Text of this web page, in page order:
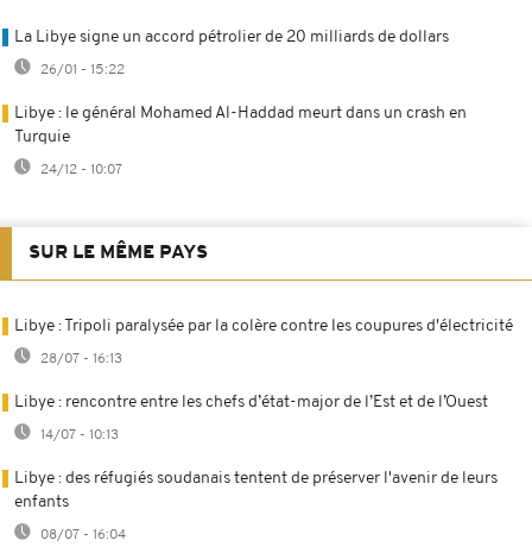
La Libye signe un accord pétrolier de 20 milliards de dollars
26/01 - 15:22
Libye : le général Mohamed Al-Haddad meurt dans un crash en
Turquie
24/12 - 10:07
SUR LE MÊME PAYS
Libye : Tripoli paralysée par la colère contre les coupures d'électricité
28/07 - 16:13
Libye : rencontre entre les chefs d’état-major de l’Est et de l’Ouest
14/07 - 10:13
Libye : des réfugiés soudanais tentent de préserver l'avenir de leurs
enfants
08/07 - 16:04